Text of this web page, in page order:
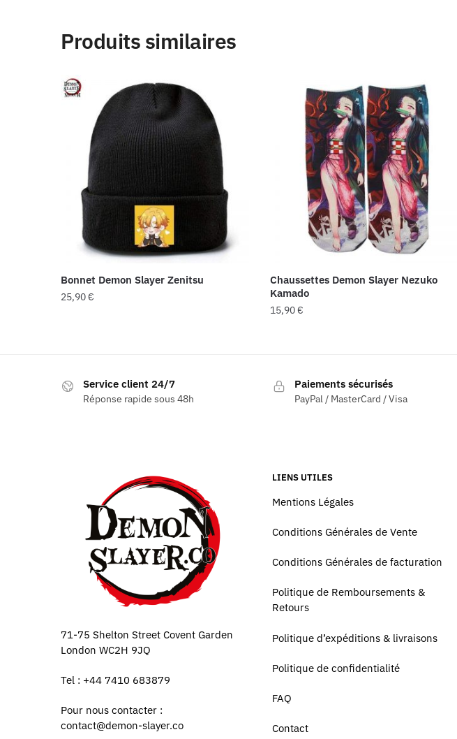
Produits similaires
Bonnet Demon Slayer Zenitsu
25,90€
Chaussettes Demon Slayer Nezuko
Kamado
15,90€
Service client 24/7
Réponse rapide sous 48h
Paiements sécurisés
PayPal / MasterCard / Visa
71-75 Shelton Street Covent Garden
London WC2H 9JQ
Tel : +44 7410 683879
Pour nous contacter :
contact@demon-slayer.co
LIENS UTILES
Mentions Légales
Conditions Générales de Vente
Conditions Générales de facturation
Politique de Remboursements &
Retours
Politique d’expéditions & livraisons
Politique de confidentialité
FAQ
Contact